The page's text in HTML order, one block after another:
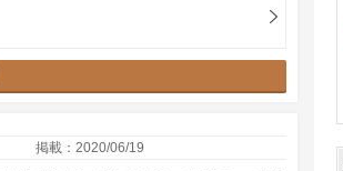
掲載：2020/06/19